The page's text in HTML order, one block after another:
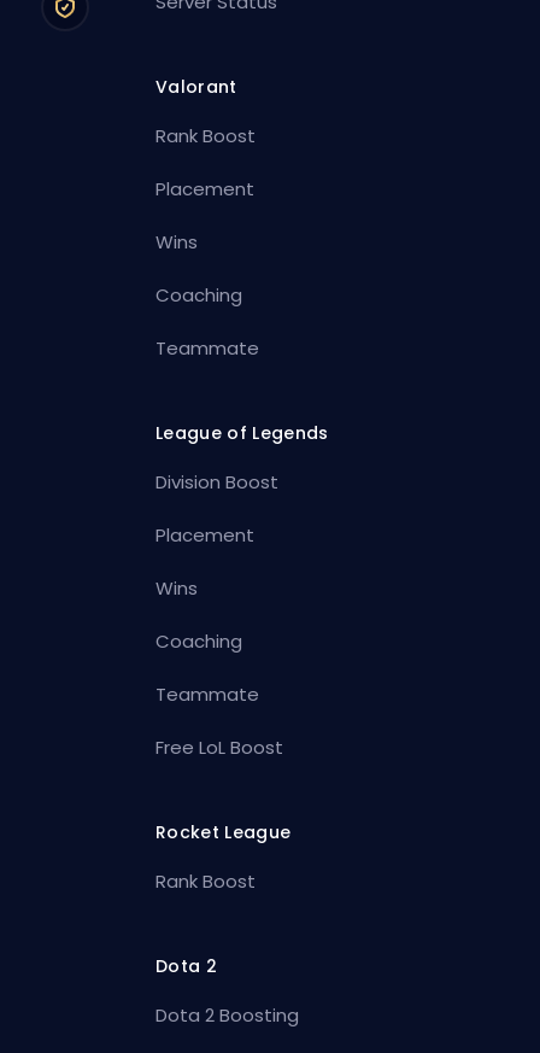
Valorant
Rank Boost
Placement
Wins
Coaching
Teammate
League of Legends
Division Boost
Placement
Wins
Coaching
Teammate
Free LoL Boost
Rocket League
Rank Boost
Dota 2
Dota 2 Boosting